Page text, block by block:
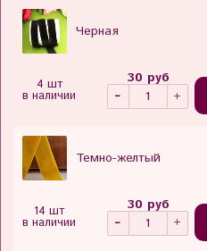
Черная
4 шт
в наличии
30 руб
Темно-желтый
14 шт
в наличии
30 руб